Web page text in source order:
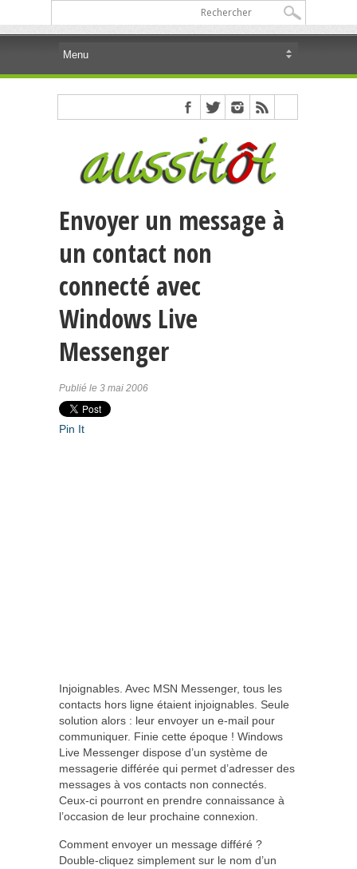
Envoyer un message à
un contact non
connecté avec
Windows Live
Messenger
Publié le 3 mai 2006
Pin It
Injoignables. Avec MSN Messenger, tous les
contacts hors ligne étaient injoignables. Seule
solution alors : leur envoyer un e-mail pour
communiquer. Finie cette époque ! Windows
Live Messenger dispose d’un système de
messagerie différée qui permet d’adresser des
messages à vos contacts non connectés.
Ceux-ci pourront en prendre connaissance à
l’occasion de leur prochaine connexion.
Comment envoyer un message différé ?
Double-cliquez simplement sur le nom d’un